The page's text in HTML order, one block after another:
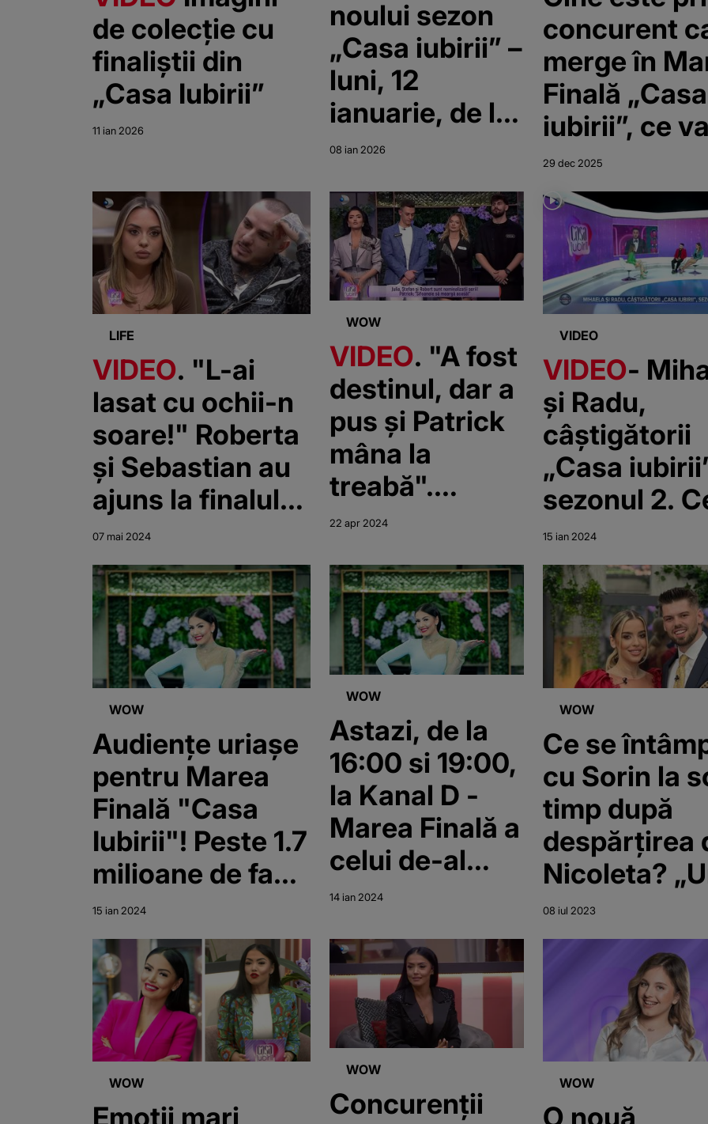
de colecție cu
finaliștii din
„Casa Iubirii”
11 ian 2026
noului sezon
„Casa iubirii” –
luni, 12
ianuarie, de la
10:00 și 16:30
08 ian 2026
concurent
merge în
Finală „Casa
iubirii”, ce va
putea fi
pe 11
Kanal D.
Andreea
a făcut
importante
29 dec 2025
LIFE
VIDEO. "L-ai
lasat cu ochii-n
soare!" Roberta
și Sebastian au
ajuns la finalul
cunoașterii în
"Casa Iubirii"?
07 mai 2024
WOW
VIDEO. "A fost
destinul, dar a
pus și Patrick
mâna la
treabă".
Reacție
după
eliminarea din
gala de
duminică din
"Casa Iubirii"
22 apr 2024
VIDEO
VIDEO-
și Radu,
câștigătorii
„Casa
sezonul 2.
doi au furat
inima
15 ian 2024
WOW
Audiențe uriașe
pentru Marea
Finală "Casa
Iubirii"! Peste 1.7
milioane de fani,
cu ochii pe
Kanal D pentru a
afla
deznodământul
celui de-al
doilea sezon al
reality show-
15 ian 2024
WOW
Astazi, de la
16:00 si 19:00,
la Kanal D -
Marea Finală a
celui de-al
doilea sezon
14 ian 2024
WOW
Ce se
cu Sorin la
timp după
despărțirea
Nicoleta?
e dragostea
de la Casa
Iubirii?”
08 iul 2023
WOW
Emoții mari
WOW
Concurenții
WOW
O nouă